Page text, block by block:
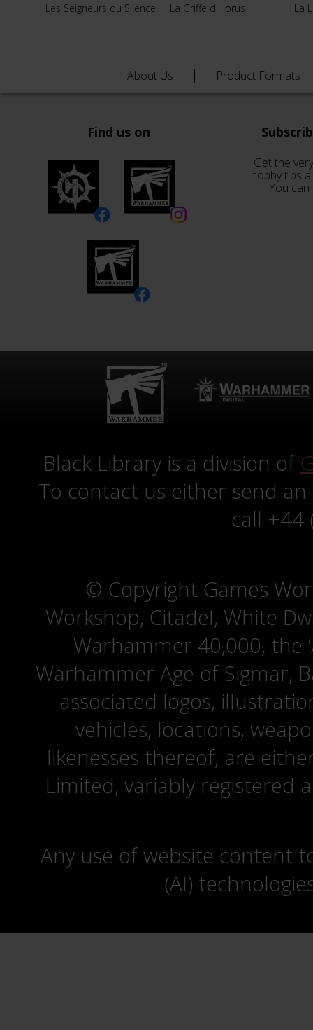
Les Seigneurs du Silence La Griffe d'Horus La
About Us Product Formats
Find us on
Get the
hobby tips
You
Black Library is a division of
To contact us either send
call +44
© Copyright Games
Workshop, Citadel, White
Warhammer 40,000, the
Warhammer Age of Sigmar,
associated logos,
vehicles, locations,
likenesses thereof, are
Limited, variably registered
Any use of website content
(AI)